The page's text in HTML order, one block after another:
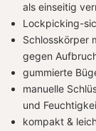
als einseitig
Lockpicking-
Schlosskörper
gegen
gummierte
manuelle
und
kompakt &